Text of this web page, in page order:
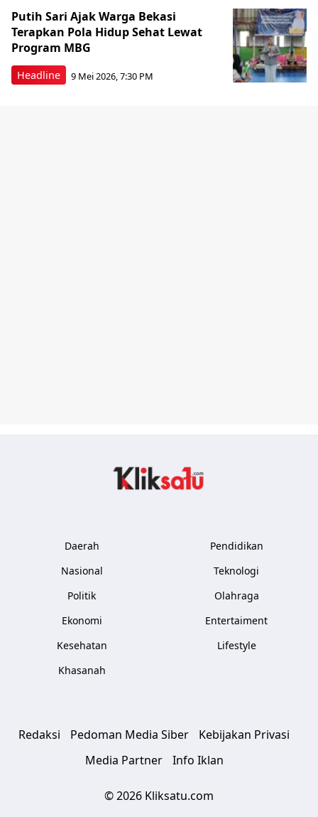
Headline
Putih Sari Ajak Warga Bekasi
Terapkan Pola Hidup Sehat Lewat
Program MBG
9 Mei 2026, 7:30 PM
Daerah
Nasional
Politik
Ekonomi
Kesehatan
Khasanah
Pendidikan
Teknologi
Olahraga
Entertaiment
Lifestyle
Redaksi Pedoman Media Siber
Kebijakan Privasi
Media Partner
Info Iklan
© 2026 Kliksatu.com